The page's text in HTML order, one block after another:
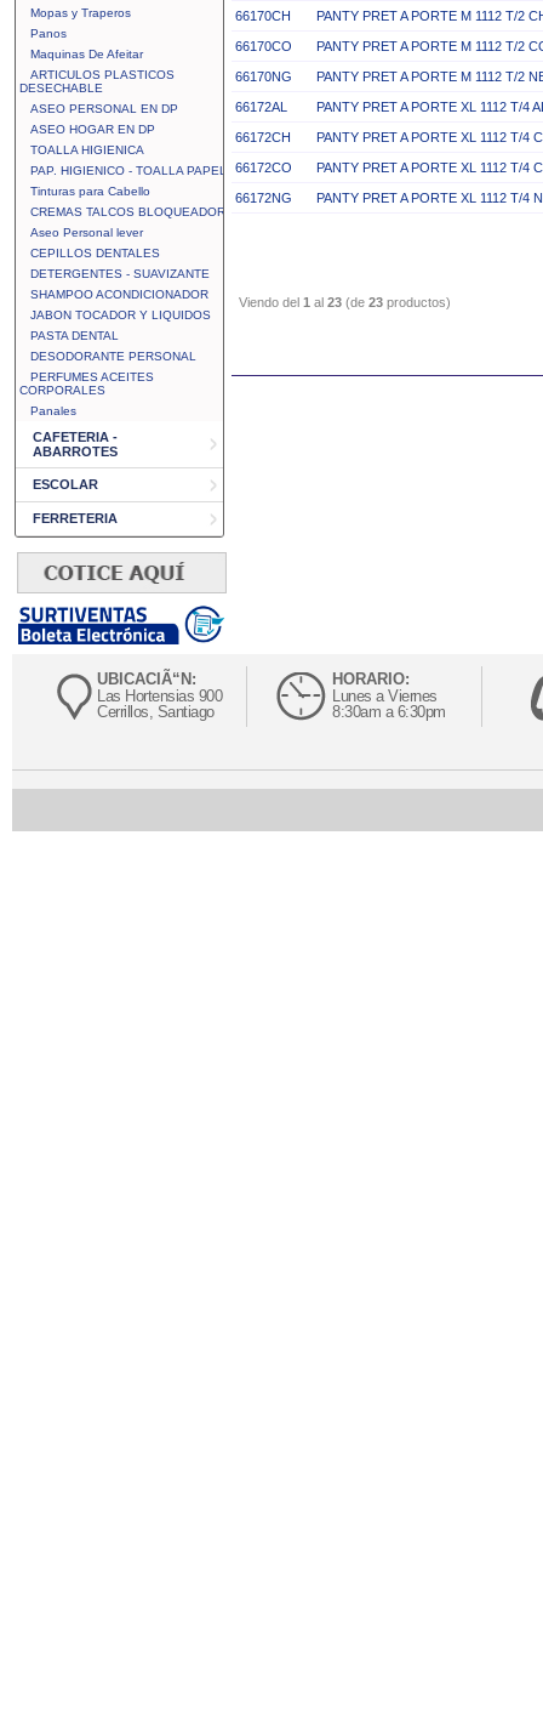
Mopas y Traperos
Panos
Maquinas De Afeitar
ARTICULOS PLASTICOS
DESECHABLE
ASEO PERSONAL EN DP
ASEO HOGAR EN DP
TOALLA HIGIENICA
PAP. HIGIENICO - TOALLA PAPEL
Tinturas para Cabello
CREMAS TALCOS BLOQUEADOR
Aseo Personal lever
CEPILLOS DENTALES
DETERGENTES - SUAVIZANTE
SHAMPOO ACONDICIONADOR
JABON TOCADOR Y LIQUIDOS
PASTA DENTAL
DESODORANTE PERSONAL
PERFUMES ACEITES
CORPORALES
Panales
CAFETERIA -
ABARROTES
ESCOLAR
FERRETERIA
66170CH PANTY PRET A PORTE M 1112 T/2
66170CO PANTY PRET A PORTE M 1112 T/2
66170NG PANTY PRET A PORTE M 1112 T/2
66172AL PANTY PRET A PORTE XL 1112 T/4
66172CH PANTY PRET A PORTE XL 1112 T/4
66172CO PANTY PRET A PORTE XL 1112 T/4
66172NG PANTY PRET A PORTE XL 1112 T/4
Viendo del 1 al 23 (de 23 productos)
UBICACIÃ“N:
Las Hortensias 900
Cerrillos, Santiago
HORARIO:
Lunes a Viernes
8:30am a 6:30pm